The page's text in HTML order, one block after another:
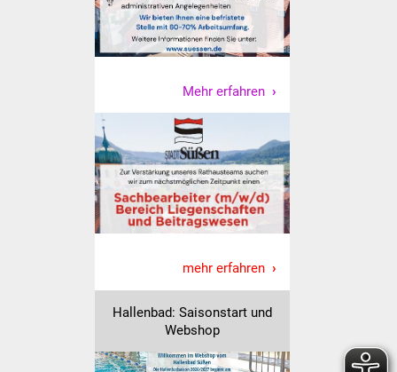
Stadtfest
Einrichtungen
Hallenbad
Stadtbücherei
Stadtarchiv
Bürgerhaus
Kulturhalle
Mehr erfahren
mehr erfahren
Hallenbad: Saisonstart und
Webshop